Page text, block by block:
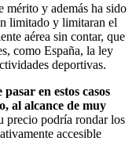
mérito y además ha sido
limitado y limitaran el
aérea sin contar, que
como España, la ley
deportivas.
en estos casos
al alcance de muy
precio podría rondar los
accesible